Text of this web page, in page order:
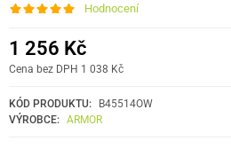
Hodnocení
1 256 Kč
Cena bez DPH 1 038 Kč
KÓD PRODUKTU:
B45514OW
VÝROBCE: ARMOR